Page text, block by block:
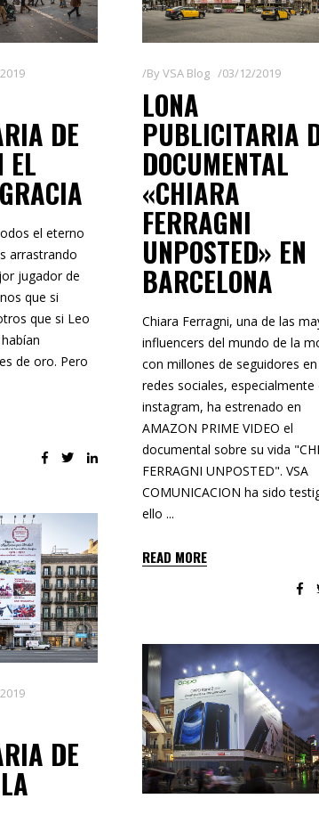
DE
EL
el eterno
arrastrando
jugador de
que si
que si Leo
de oro. Pero
ByVSA Blog 03/12/2019
LONA
PUBLICITARIA
DOCUMENTAL
«CHIARA
FERRAGNI
UNPOSTED» EN
BARCELONA
Chiara Ferragni, una de las
influencers del mundo de la
con millones de seguidores
redes sociales, especialmente
instagram, ha estrenado en
AMAZON PRIME VIDEO el
documental sobre su vida
FERRAGNI UNPOSTED". VSA
COMUNICACION ha sido
ello
READ MORE
DE